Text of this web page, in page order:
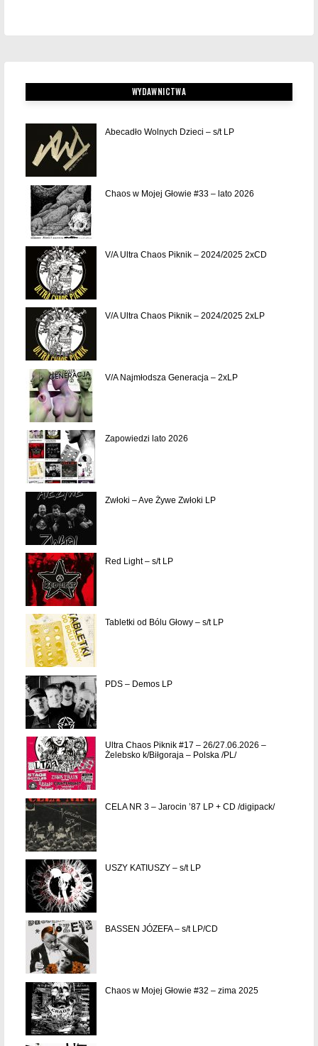
WYDAWNICTWA
Abecadło Wolnych Dzieci – s/t LP
Chaos w Mojej Głowie #33 – lato 2026
V/A Ultra Chaos Piknik – 2024/2025 2xCD
V/A Ultra Chaos Piknik – 2024/2025 2xLP
V/A Najmłodsza Generacja – 2xLP
Zapowiedzi lato 2026
Zwłoki – Ave Żywe Zwłoki LP
Red Light – s/t LP
Tabletki od Bólu Głowy – s/t LP
PDS – Demos LP
Ultra Chaos Piknik #17 – 26/27.06.2026 –
Żelebsko k/Biłgoraja – Polska /PL/
CELA NR 3 – Jarocin ’87 LP + CD /digipack/
USZY KATIUSZY – s/t LP
BASSEN JÓZEFA – s/t LP/CD
Chaos w Mojej Głowie #32 – zima 2025